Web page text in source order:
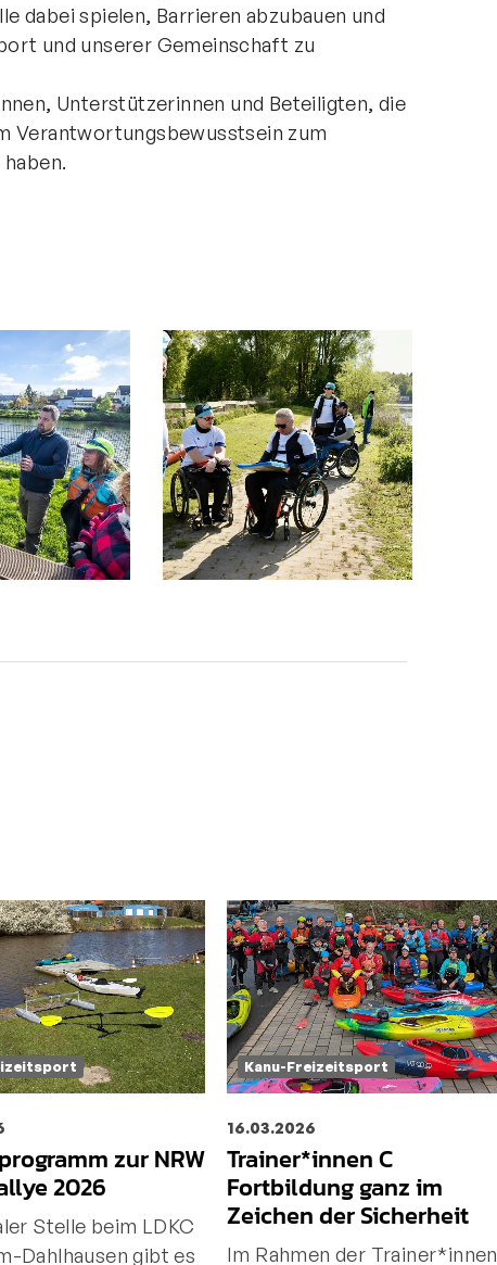
dabei spielen, Barrieren abzubauen und
und unserer Gemeinschaft zu
Unterstützerinnen und Beteiligten, die
Verantwortungsbewusstsein zum
zur NRW
2026
Stelle beim LDKC
Dahlhausen gibt es
Kanu-Freizeitsport
16.03.2026
Trainer*innen C
Fortbildung ganz im
Zeichen der Sicherheit
Im Rahmen der Trainer*innen